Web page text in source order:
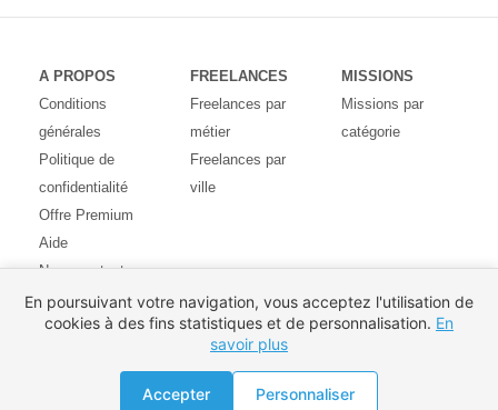
Proposer une mission
A PROPOS
Conditions
générales
Politique de
confidentialité
Offre Premium
Aide
Nous contacter
Avis des
utilisateurs
FREELANCES
Freelances par
métier
Freelances par
ville
MISSIONS
Missions par
catégorie
En poursuivant votre navigation, vous acceptez l'utilisation de
cookies à des fins statistiques et de personnalisation. En
savoir plus
Accepter Personnaliser